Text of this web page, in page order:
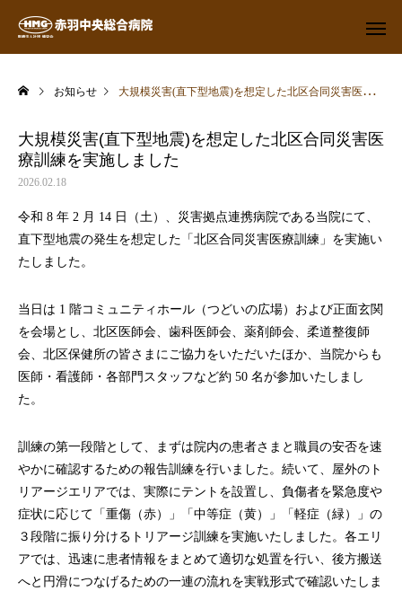
お知らせ 大規模災害(直下型地震)を想定した北区合同災害医療訓練を実施しました
大規模災害(直下型地震)を想定した北区合同災害医
療訓練を実施しました
2026.02.18
令和 8 年 2 月 14 日（土）、災害拠点連携病院である当院にて、
直下型地震の発生を想定した「北区合同災害医療訓練」を実施い
たしました。
当日は 1 階コミュニティホール（つどいの広場）および正面玄関
を会場とし、北区医師会、歯科医師会、薬剤師会、柔道整復師
会、北区保健所の皆さまにご協力をいただいたほか、当院からも
医師・看護師・各部門スタッフなど約 50 名が参加いたしまし
た。
訓練の第一段階として、まずは院内の患者さまと職員の安否を速
やかに確認するための報告訓練を行いました。続いて、屋外のト
リアージエリアでは、実際にテントを設置し、負傷者を緊急度や
症状に応じて「重傷（赤）」「中等症（黄）」「軽症（緑）」の
３段階に振り分けるトリアージ訓練を実施いたしました。各エリ
アでは、迅速に患者情報をまとめて適切な処置を行い、後方搬送
へと円滑につなげるための一連の流れを実戦形式で確認いたしま